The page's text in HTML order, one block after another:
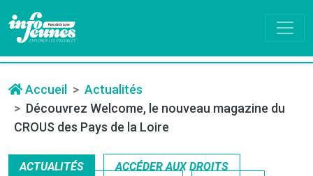
Accueil
Actualités
Découvrez Welcome, le nouveau magazine du
CROUS des Pays de la Loire
ACTUALITÉS
ACCÉDER AUX DROITS